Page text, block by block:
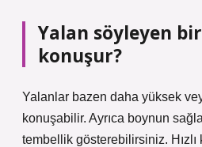
Yalan söyleyen
konuşur?
Yalanlar bazen daha yüksek
konuşabilir. Ayrıca boynun
tembellik gösterebilirsiniz.